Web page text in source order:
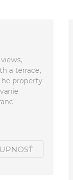
a terrace,
property